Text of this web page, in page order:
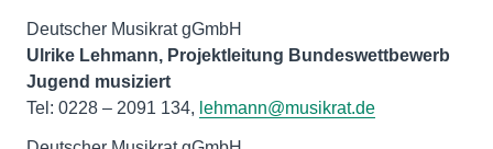
Ulrike Lehmann, Projektleitung Bundeswettbewerb
Jugend musiziert
Tel: 0228 – 2091 134, lehmann@musikrat.de